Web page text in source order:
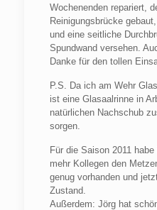
Wochenenden repariert,
Reinigungsbrücke
und eine seitliche
Spundwand versehen.
Danke für den tollen
P.S. Da ich am Wehr
ist eine Glasaalrinne in
natürlichen Nachschub
sorgen.
Für die Saison 2011
mehr Kollegen den
genug vorhanden und
Zustand.
Außerdem: Jörg hat